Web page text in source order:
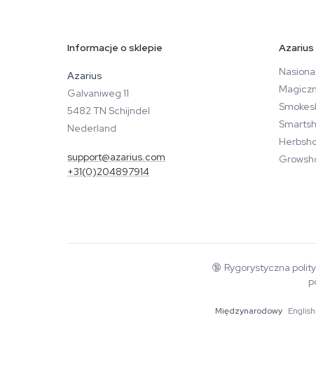
Informacje o sklepie
Azarius
Galvaniweg 11
5482 TN Schijndel
Nederland
support@azarius.com
+31(0)204897914
Azarius
🔞 Rygorystyczna
Międzynarodowy English